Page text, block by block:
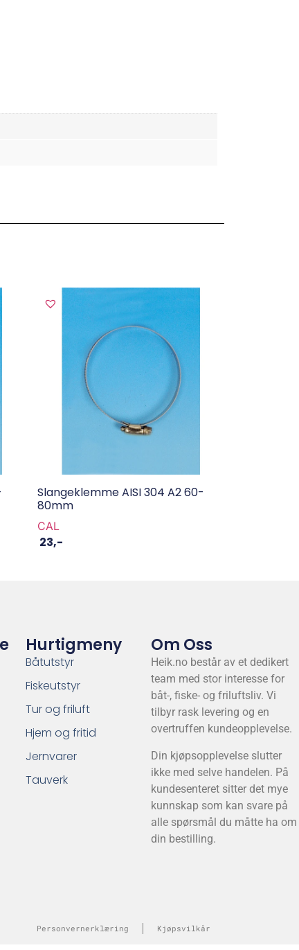
Slangeklemme AISI 304 A2 60-
80mm
CAL
23,-
Hurtigmeny
Båtutstyr
Fiskeutstyr
Tur og friluft
Hjem og fritid
Jernvarer
Tauverk
Om Oss
Heik.no består av et dedikert
team med stor interesse for
båt-, fiske- og friluftsliv. Vi
tilbyr rask levering og en
overtruffen kundeopplevelse.
Din kjøpsopplevelse slutter
ikke med selve handelen. På
kundesenteret sitter det mye
kunnskap som kan svare på
alle spørsmål du måtte ha om
din bestilling.
Personvernerklæring Kjøpsvilkår